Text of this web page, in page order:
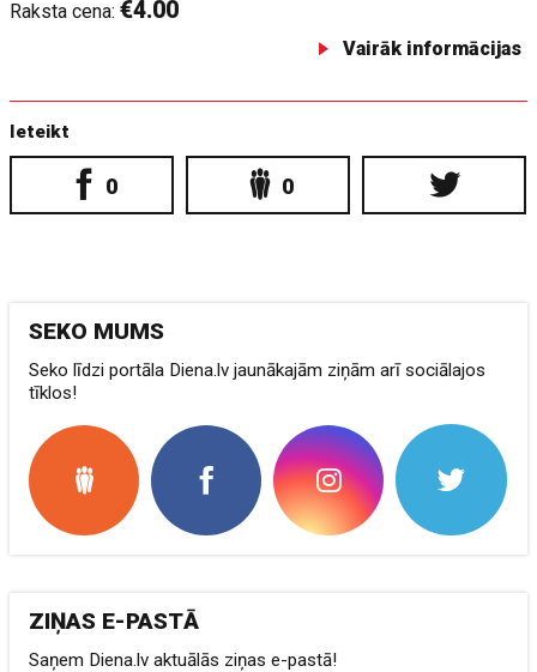
Raksta cena:€4.00
Vairāk informācijas
Ieteikt
0 0
SEKO MUMS
Seko līdzi portāla Diena.lv jaunākajām ziņām arī sociālajos
tīklos!
ZIŅAS E-PASTĀ
Saņem Diena.lv aktuālās ziņas e-pastā!